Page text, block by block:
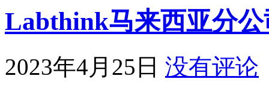
Labthink马来西亚分
2023年4月25日 没有评论